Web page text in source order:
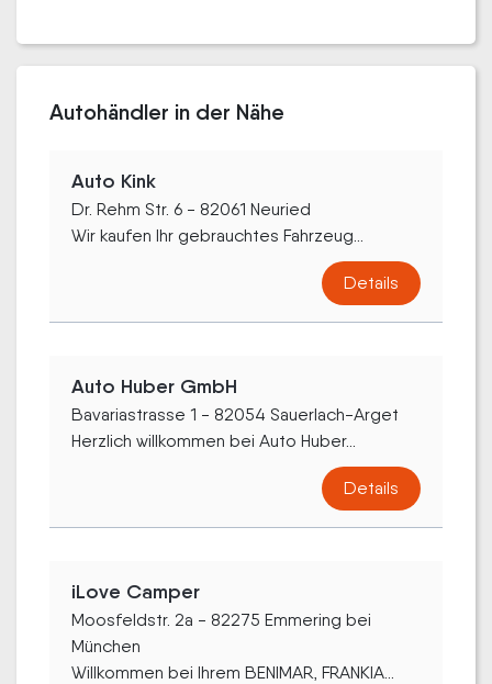
Autohändler in der Nähe
Auto Kink
Dr. Rehm Str. 6 - 82061 Neuried
Wir kaufen Ihr gebrauchtes Fahrzeug...
Details
Auto Huber GmbH
Bavariastrasse 1 - 82054 Sauerlach-Arget
Herzlich willkommen bei Auto Huber...
Details
iLove Camper
Moosfeldstr. 2a - 82275 Emmering bei
München
Willkommen bei Ihrem BENIMAR, FRANKIA...